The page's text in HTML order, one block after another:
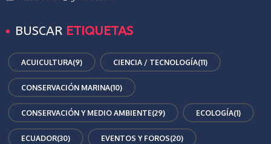
BUSCAR ETIQUETAS
ACUICULTURA(9) CIENCIA / TECNOLOGÍA(11)
CONSERVACIÓN MARINA(10)
CONSERVACIÓN Y MEDIO AMBIENTE(29) ECOLOGÍA(1)
ECUADOR(30) EVENTOS Y FOROS(20)